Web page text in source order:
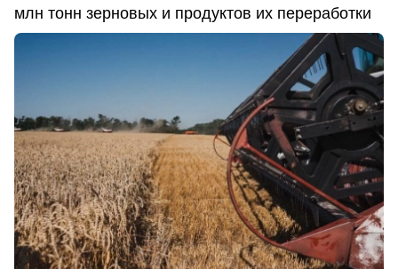
млн тонн зерновых и продуктов их переработки